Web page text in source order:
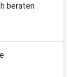
beraten